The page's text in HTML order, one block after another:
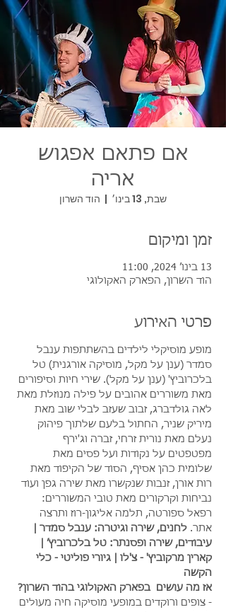
אם פתאם אפגוש
אריה
שבת, 13 בינו׳
  |
הוד השרון
זמן ומיקום
13 בינו׳ 2024, 11:00
הוד השרון, הפארק האקולוגי
פרטי האירוע
מופע מוסיקלי לילדים בהשתתפות ענבל
סמדר (ענן על מקל, מוסיקה אורגנית) טל
בלכרוביץ' (ענן על מקל). שירי חיות וסיפורים
מאת משוררים אהובים על פילה מנוזלת מאת
לאה גולדברג, זבוב שעזב לבלי שוב מאת
מיריק שניר, החתול בלעם שלתוך פיהוק
נעלם מאת נורית זרחי, זברה וג'ירף
מפטפטים על נקודות ועל פסים מאת
שלומית כהן אסיף, הסוד של הקיפוד מאת
רות אורן, זנבות שנקשרו מאת שירה גפן ועוד
נביחות וקרקורים מאת טובי המשוררים:
רפאל ספורטה, תלמה אליגון-רוז ותרצה
אתר. לחנים, שירה וגיטרה: ענבל סמדר |
עיבודים, שירה ופסנתר: טל בלכרוביץ׳ |
קארין מרקוביץ' - צ'לו | גיורי פוליטי - כלי
הקשה
אז מה עושים  בפארק האקולוגי בהוד השרון?
- צופים ורוקדים במופעי מוסיקה חיה מעולים